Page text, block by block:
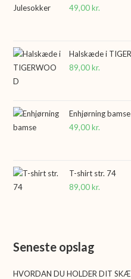
49,00kr.
Halskæde i
89,00kr.
Enhjørning bamse
49,00kr.
T-shirt str. 74
89,00kr.
Seneste opslag
HVORDAN DU HOLDER DIT